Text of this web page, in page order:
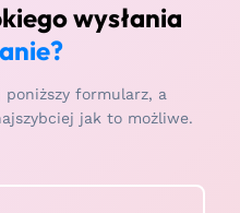
wysłania
poniższy formularz, a
jak to możliwe.